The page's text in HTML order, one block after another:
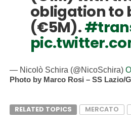
obligation to
(€5M).
— Nicolò Schira (@NicoSchira)
Photo by Marco Rosi – SS Lazio/
RELATED TOPICS MERCATO